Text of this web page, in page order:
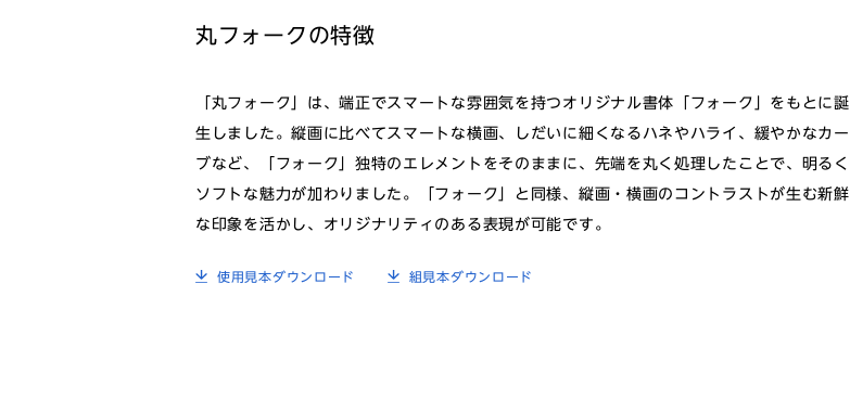
丸フォークの特徴
「丸フォーク」は、端正でスマートな雰囲気を持つオリジナル書体「フォーク」をもとに誕
生しました。縦画に比べてスマートな横画、しだいに細くなるハネやハライ、緩やかなカー
ブなど、「フォーク」独特のエレメントをそのままに、先端を丸く処理したことで、明るく
ソフトな魅力が加わりました。「フォーク」と同様、縦画・横画のコントラストが生む新鮮
な印象を活かし、オリジナリティのある表現が可能です。
使用見本ダウンロード 組見本ダウンロード